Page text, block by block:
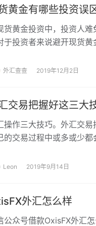
黄金有哪些投资误
货黄金投资中，投资人
于投资者来说避开现货
外汇查查 2019年12月2日
交易把握好这三大
操作三大技巧。外汇交
的交易过程中或多或少
Leon 2019年9月14日
外汇怎么样
公众号借款OxisFX外